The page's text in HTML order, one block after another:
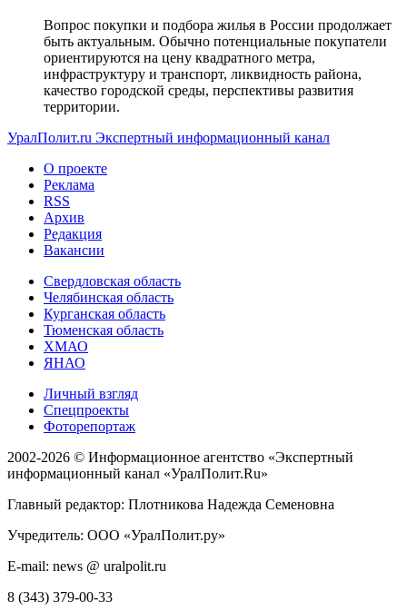
Вопрос покупки и подбора жилья в России продолжает
быть актуальным. Обычно потенциальные покупатели
ориентируются на цену квадратного метра,
инфраструктуру и транспорт, ликвидность района,
качество городской среды, перспективы развития
территории.
УралПолит.ru Экспертный информационный канал
О проекте
Реклама
RSS
Архив
Редакция
Вакансии
Свердловская область
Челябинская область
Курганская область
Тюменская область
ХМАО
ЯНАО
Личный взгляд
Спецпроекты
Фоторепортаж
2002-2026 © Информационное агентство «Экспертный
информационный канал «УралПолит.Ru»
Главный редактор: Плотникова Надежда Семеновна
Учредитель: ООО «УралПолит.ру»
E-mail: news @ uralpolit.ru
8 (343) 379-00-33